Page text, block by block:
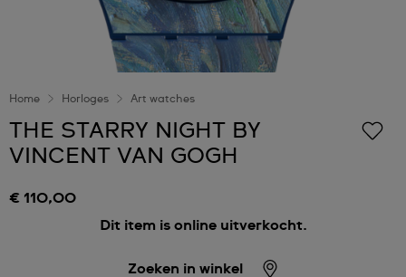
Home Horloges Art watches
THE STARRY NIGHT BY
VINCENT VAN GOGH
€ 110,00
Dit item is online uitverkocht.
Zoeken in winkel